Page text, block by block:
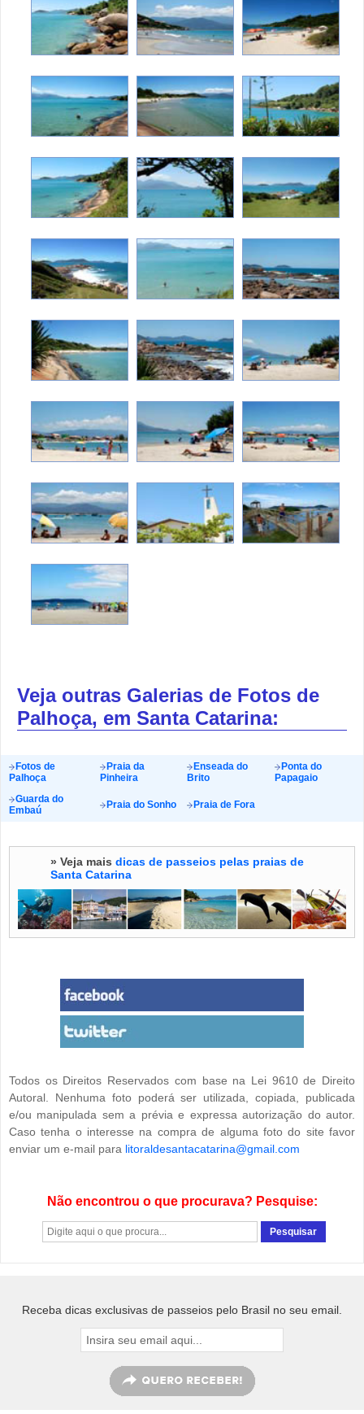
Veja outras Galerias de Fotos de
Palhoça, em Santa Catarina:
Fotos de
Palhoça
Praia da
Pinheira
Enseada do
Brito
Ponta do
Papagaio
Guarda do
Embaú
Praia do Sonho Praia de Fora
» Veja mais dicas de passeios pelas praias de
Santa Catarina
Todos os Direitos Reservados com base na Lei 9610 de Direito
Autoral. Nenhuma foto poderá ser utilizada, copiada, publicada
e/ou manipulada sem a prévia e expressa autorização do autor.
Caso tenha o interesse na compra de alguma foto do site favor
enviar um e-mail para litoraldesantacatarina@gmail.com
Não encontrou o que procurava? Pesquise:
Receba dicas exclusivas de passeios pelo Brasil no seu email.